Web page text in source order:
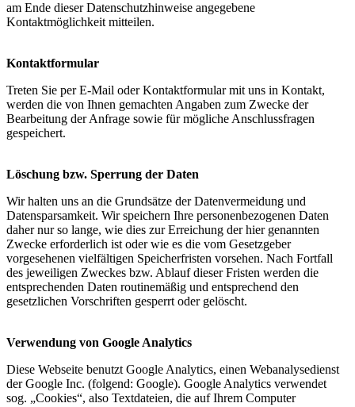
am Ende dieser Datenschutzhinweise angegebene
Kontaktmöglichkeit mitteilen.
Kontaktformular
Treten Sie per E-Mail oder Kontaktformular mit uns in Kontakt,
werden die von Ihnen gemachten Angaben zum Zwecke der
Bearbeitung der Anfrage sowie für mögliche Anschlussfragen
gespeichert.
Löschung bzw. Sperrung der Daten
Wir halten uns an die Grundsätze der Datenvermeidung und
Datensparsamkeit. Wir speichern Ihre personenbezogenen Daten
daher nur so lange, wie dies zur Erreichung der hier genannten
Zwecke erforderlich ist oder wie es die vom Gesetzgeber
vorgesehenen vielfältigen Speicherfristen vorsehen. Nach Fortfall
des jeweiligen Zweckes bzw. Ablauf dieser Fristen werden die
entsprechenden Daten routinemäßig und entsprechend den
gesetzlichen Vorschriften gesperrt oder gelöscht.
Verwendung von Google Analytics
Diese Webseite benutzt Google Analytics, einen Webanalysedienst
der Google Inc. (folgend: Google). Google Analytics verwendet
sog. „Cookies“, also Textdateien, die auf Ihrem Computer